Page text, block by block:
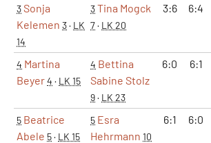
3Sonja
Kelemen 3· LK
14
3Tina Mogck
7· LK 20
3:6 6:4
4 Martina
Beyer4 · LK 15
4 Bettina
Sabine Stolz
9· LK 23
6:0 6:1
5 Beatrice
Abele 5· LK 15
5 Esra
Hehrmann 10
6:1 6:0